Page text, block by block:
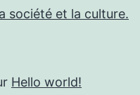
société et la culture.
Hello world!